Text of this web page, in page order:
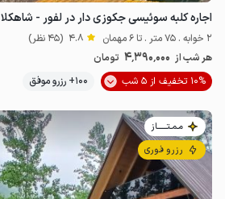
اجاره کلبه سوئیسی جکوزی دار در لفور - شاهکلا
2 خوابه . 75 متر . تا 6 مهمان 4.8 (45 نظر)
هر شب از 4٬390٬000 تومان
10% تخفیف از 5 شب
100+ رزرو موفق
مـمـتــــــاز
رزرو فوری